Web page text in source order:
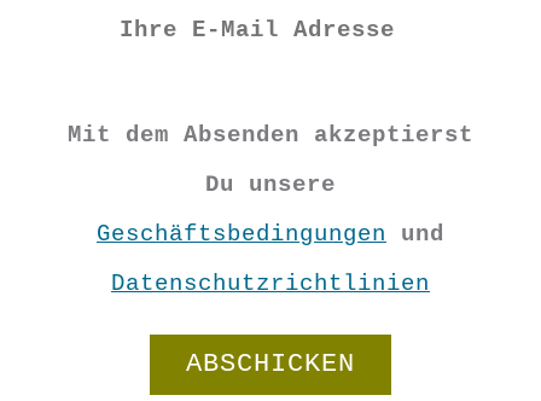
Regenbogenblume
In den Warenkorb
Mit dem Absenden akzeptierst
Du unsere
Geschäftsbedingungen und
Datenschutzrichtlinien